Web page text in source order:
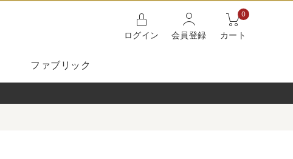
ログイン 会員登録
0
カート
ファブリック